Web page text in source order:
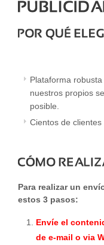
Plataforma
nuestros propios
posible.
Cientos de
Para realizar un
estos 3 pasos:
Envíe el
de e-mail o via